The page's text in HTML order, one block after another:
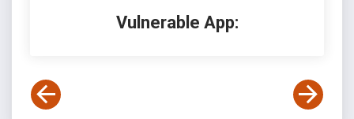
Vulnerable App: